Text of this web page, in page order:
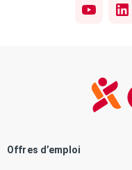
Offres d’emploi